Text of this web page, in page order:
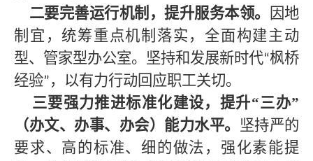
二要完善运行机制，提升服务本领。
因地
制宜，统筹重点机制落实，全面构建主动
型、管家型办公室。坚持和发展新时代“枫桥
经验”，以有力行动回应职工关切。
三要强力推进标准化建设，提升“三办”
（办文、办事、办会）能力水平。
坚持严的
要求、高的标准、细的做法，强化素能提